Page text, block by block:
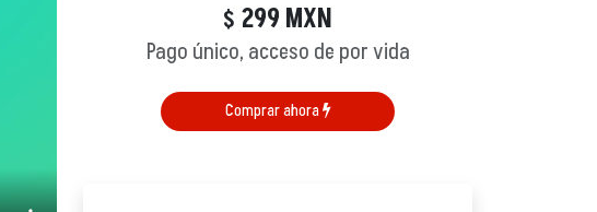
$ 299 MXN
Pago único, acceso de por vida
Comprar ahora